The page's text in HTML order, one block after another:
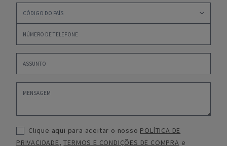
Clique aqui para aceitar o nosso POLÍTICA DE
PRIVACIDADE,TERMOS E CONDIÇÕES DE COMPRA e